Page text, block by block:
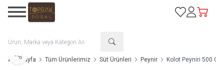
Favorilerim
Hesabım
Sepetim
Ana Sayfa Tüm Ürünlerimiz Süt Ürünleri Peynir Kolot Peyniri 500 G
Paylaş